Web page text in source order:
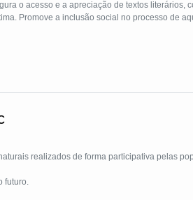
o acesso e a apreciação de textos literários,
Promove a inclusão social no processo de
do interior e